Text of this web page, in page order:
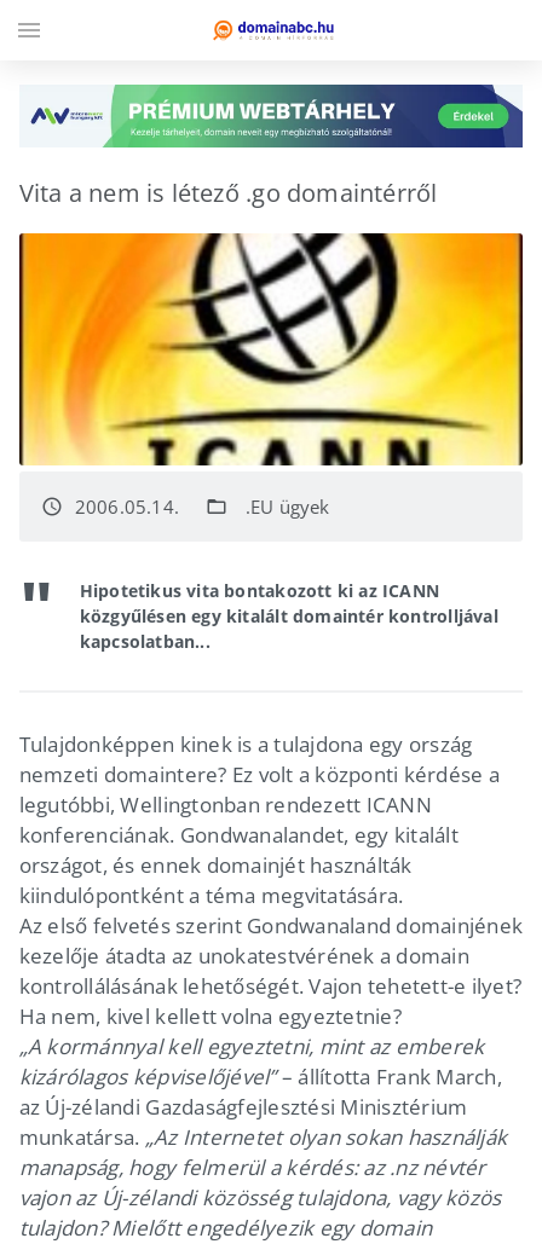
Vita a nem is létező .go domaintérről
access_time 2006.05.14. folder_open .EU ügyek
Hipotetikus vita bontakozott ki az ICANN
közgyűlésen egy kitalált domaintér kontrolljával
kapcsolatban...
Tulajdonképpen kinek is a tulajdona egy ország
nemzeti domaintere? Ez volt a központi kérdése a
legutóbbi, Wellingtonban rendezett ICANN
konferenciának. Gondwanalandet, egy kitalált
országot, és ennek domainjét használták
kiindulópontként a téma megvitatására.
Az első felvetés szerint Gondwanaland domainjének
kezelője átadta az unokatestvérének a domain
kontrollálásának lehetőségét. Vajon tehetett-e ilyet?
Ha nem, kivel kellett volna egyeztetnie?
„A kormánnyal kell egyeztetni, mint az emberek
kizárólagos képviselőjével”– állította Frank March,
az Új-zélandi Gazdaságfejlesztési Minisztérium
munkatársa. „Az Internetet olyan sokan használják
manapság, hogy felmerül a kérdés: az .nz névtér
vajon az Új-zélandi közösség tulajdona, vagy közös
tulajdon? Mielőtt engedélyezik egy domain
menu